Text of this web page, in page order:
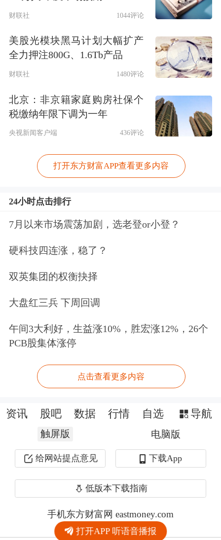
财联社 1044评论
美股光模块黑马计划大幅扩产
全力押注800G、1.6Tb产品
财联社 1480评论
北京：非京籍家庭购房社保个
税缴纳年限下调为一年
央视新闻客户端 436评论
打开东方财富APP查看更多内容
24小时点击排行
7月以来市场震荡加剧，选老登or小登？
硬科技四连涨，稳了？
双英集团的权衡抉择
大盘红三兵 下周回调
午间3大利好，生益涨10%，胜宏涨12%，26个
PCB股集体涨停
点击查看更多内容
打开APP 听语音播报
资讯 股吧 数据 行情 自选 导航
触屏版 电脑版
给网站提点意见 下载App
低版本下载指南
手机东方财富网 eastmoney.com
网站备案号:沪ICP备05006054号-11